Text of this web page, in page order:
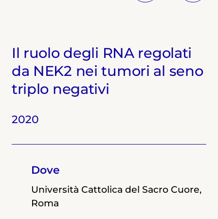
Il ruolo degli RNA regolati
da NEK2 nei tumori al seno
triplo negativi
2020
Dove
Università Cattolica del Sacro Cuore,
Roma
2019
Dove
Università Cattolica del Sacro Cuore,
Roma
2018
Dove
Università di Roma Tor Vergata